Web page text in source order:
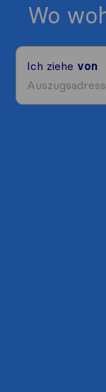
Wo
Ich ziehe von